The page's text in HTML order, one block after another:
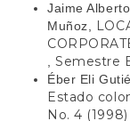
Jaime
Muñoz,
,Semestre
Éber Eli
Estado
No. 4 (1998)